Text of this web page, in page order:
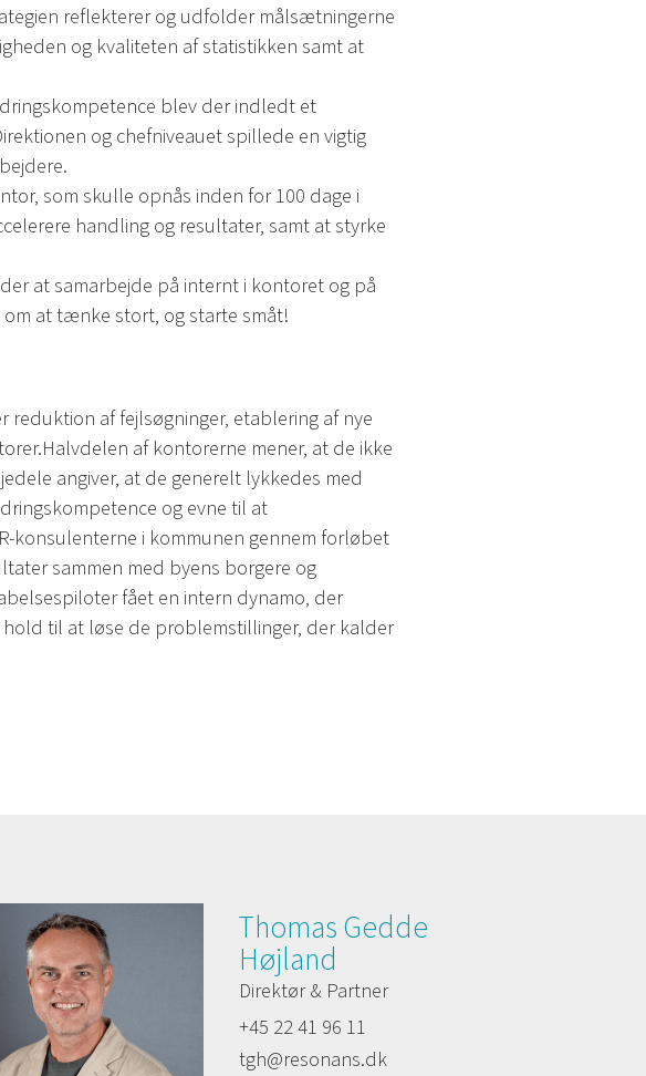
reflekterer og udfolder målsætningerne
og kvaliteten af statistikken samt at
blev der indledt et
og chefniveauet spillede en vigtig
som skulle opnås inden for 100 dage i
handling og resultater, samt at styrke
at samarbejde på internt i kontoret og på
at tænke stort, og starte småt!
af fejlsøgninger, etablering af nye
af kontorerne mener, at de ikke
angiver, at de generelt lykkedes med
og evne til at
konsulenterne i kommunen gennem forløbet
sammen med byens borgere og
fået en intern dynamo, der
til at løse de problemstillinger, der kalder
Thomas Gedde
Højland
Direktør & Partner
+45 22 41 96 11
tgh@resonans.dk